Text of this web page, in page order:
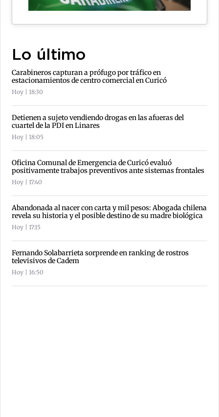
Lo último
Carabineros capturan a prófugo por tráfico en
estacionamientos de centro comercial en Curicó
Hoy | 18:30
Detienen a sujeto vendiendo drogas en las afueras del
cuartel de la PDI en Linares
Hoy | 18:05
Oficina Comunal de Emergencia de Curicó evaluó
positivamente trabajos preventivos ante sistemas frontales
Hoy | 17:40
Abandonada al nacer con carta y mil pesos: Abogada chilena
revela su historia y el posible destino de su madre biológica
Hoy | 17:15
Fernando Solabarrieta sorprende en ranking de rostros
televisivos de Cadem
Hoy | 16:50